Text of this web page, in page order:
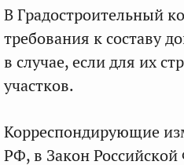
В Градостроительный
требования к составу
в случае, если для их
участков.
Корреспондирующие
РФ, в Закон